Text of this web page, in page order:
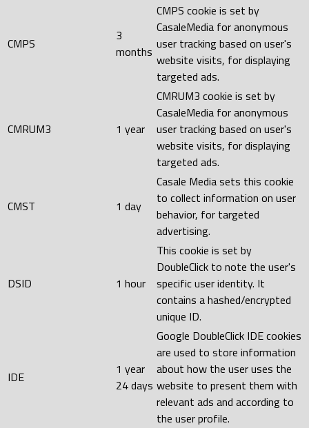
CMPS
3
months
CMPS cookie is set by
CasaleMedia for anonymous
user tracking based on user's
website visits, for displaying
targeted ads.
CMRUM3 1 year
CMRUM3 cookie is set by
CasaleMedia for anonymous
user tracking based on user's
website visits, for displaying
targeted ads.
CMST 1 day
Casale Media sets this cookie
to collect information on user
behavior, for targeted
advertising.
DSID 1 hour
This cookie is set by
DoubleClick to note the user's
specific user identity. It
contains a hashed/encrypted
unique ID.
IDE
1 year
24 days
Google DoubleClick IDE cookies
are used to store information
about how the user uses the
website to present them with
relevant ads and according to
the user profile.